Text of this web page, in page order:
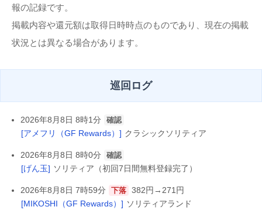
報の記録です。
掲載内容や還元額は取得日時時点のものであり、現在の掲載
状況とは異なる場合があります。
巡回ログ
2026年8月8日 8時1分 確認
[アメフリ（GF Rewards）] クラシックソリティア
2026年8月8日 8時0分 確認
[げん玉] ソリティア（初回7日間無料登録完了）
2026年8月8日 7時59分 下落 382円→271円
[MIKOSHI（GF Rewards）] ソリティアランド